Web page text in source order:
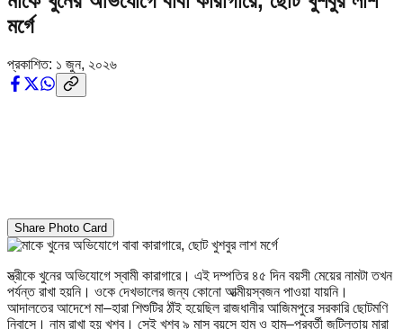
মর্গে
প্রকাশিত: ১ জুন, ২০২৬
Share Photo Card
স্ত্রীকে খুনের অভিযোগে স্বামী কারাগারে। এই দম্পতির ৪৫ দিন বয়সী মেয়ের নামটা তখন
পর্যন্ত রাখা হয়নি। ওকে দেখভালের জন্য কোনো আত্মীয়স্বজন পাওয়া যায়নি।
আদালতের আদেশে মা–হারা শিশুটির ঠাঁই হয়েছিল রাজধানীর আজিমপুরে সরকারি ছোটমণি
নিবাসে। নাম রাখা হয় খুশবু। সেই খুশবু ৯ মাস বয়সে হাম ও হাম–পরবর্তী জটিলতায় মারা